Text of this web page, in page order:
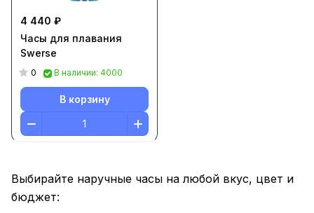
4 440 ₽
Часы для плавания
Swerse
0 В наличии: 4000
В корзину
Выбирайте наручные часы на любой вкус, цвет и
бюджет: